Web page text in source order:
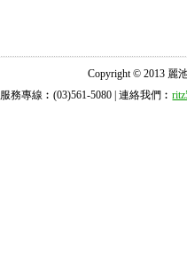
Copyright © 2013 麗
服務專線︰(03)561-5080 | 連絡我們︰